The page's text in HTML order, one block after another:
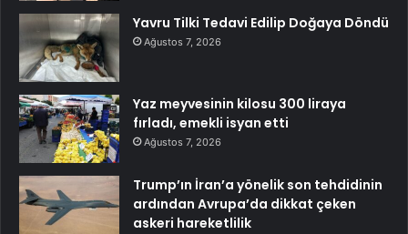
Yavru Tilki Tedavi Edilip Doğaya Döndü
Ağustos 7, 2026
Yaz meyvesinin kilosu 300 liraya
fırladı, emekli isyan etti
Ağustos 7, 2026
Trump’ın İran’a yönelik son tehdidinin
ardından Avrupa’da dikkat çeken
askeri hareketlilik